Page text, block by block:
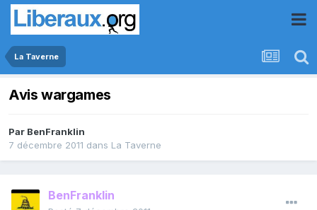
La Taverne
Avis wargames
Par BenFranklin
7 décembre 2011 dans La Taverne
BenFranklin